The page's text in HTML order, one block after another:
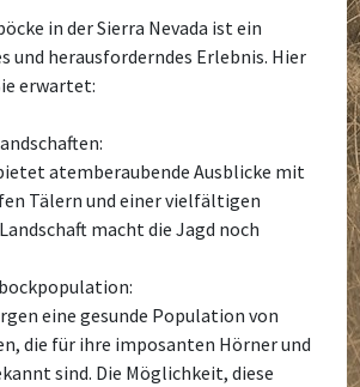
in der Sierra Nevada ist ein
und herausforderndes Erlebnis. Hier
erwartet:
atemberaubende Ausblicke mit
Tälern und einer vielfältigen
macht die Jagd noch
eine gesunde Population von
die für ihre imposanten Hörner und
sind. Die Möglichkeit, diese